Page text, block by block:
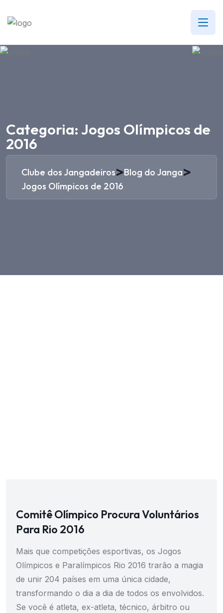
Categoria:Jogos Olímpicos de
2016
Clube dos Jangadeiros>Blog do Janga>
Jogos Olímpicos de 2016
Comitê Olímpico Procura Voluntários
Para Rio 2016
Mais que competições esportivas, os Jogos
Olímpicos e Paralímpicos Rio 2016 trarão a magia
de unir 204 países em uma única cidade,
transformando o dia a dia de todos os envolvidos.
Se você é atleta, ex-atleta, técnico, árbitro ou